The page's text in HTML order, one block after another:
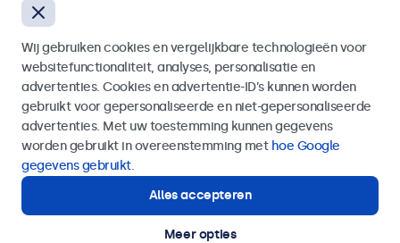
4.8/5 door 5000+ bedrijven
Nederlands
Verzenden
Of bel ons op
Hulp of advies nodig?
Direct contact met een specialist.
Wij gebruiken cookies en vergelijkbare technologieën voor
websitefunctionaliteit, analyses, personalisatie en
advertenties. Cookies en advertentie-ID’s kunnen worden
gebruikt voor gepersonaliseerde en niet-gepersonaliseerde
advertenties. Met uw toestemming kunnen gegevens
worden gebruikt in overeenstemming met hoe Google
gegevens gebruikt.
Alles accepteren
Meer opties